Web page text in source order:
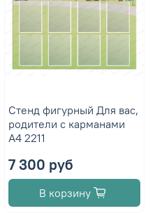
Стенд фигурный Для вас,
родители с карманами
А4 2211
7 300 руб
В корзину